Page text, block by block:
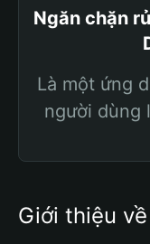
Ngăn chặn
Là một ứng
người dùng
Giới thiệu